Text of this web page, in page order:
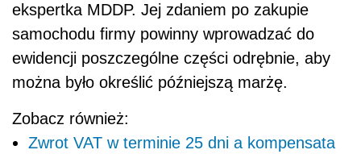
ekspertka MDDP. Jej zdaniem po zakupie
samochodu firmy powinny wprowadzać do
ewidencji poszczególne części odrębnie, aby
można było określić późniejszą marżę.
Zobacz również:
Zwrot VAT w terminie 25 dni a kompensata